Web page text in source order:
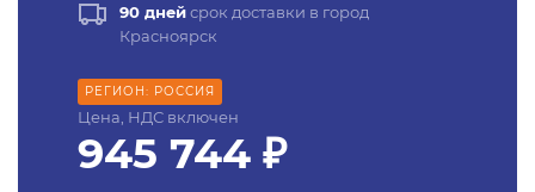
90 днейсрок доставки в город
Красноярск
РЕГИОН: РОССИЯ
Цена, НДС включен
945 744 ₽